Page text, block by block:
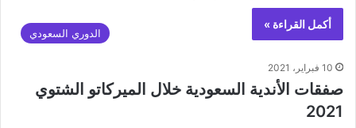
أكمل القراءة »
الدوري السعودي
10 فبراير، 2021
‏صفقات الأندية السعودية خلال الميركاتو الشتوي
2021